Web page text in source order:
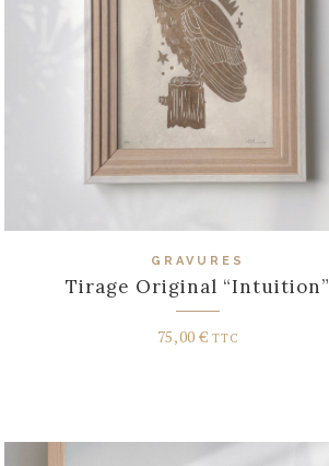
GRAVURES
Tirage Original “Intuition”
75,00€ TTC